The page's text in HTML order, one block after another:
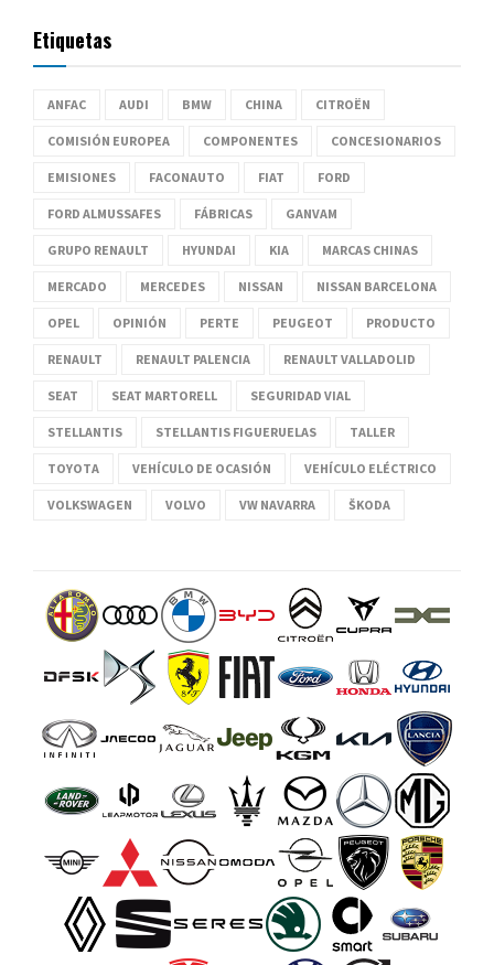
Etiquetas
ANFAC AUDI BMW CHINA CITROËN
COMISIÓN EUROPEA COMPONENTES CONCESIONARIOS
EMISIONES FACONAUTO FIAT FORD
FORD ALMUSSAFES FÁBRICAS GANVAM
GRUPO RENAULT HYUNDAI KIA MARCAS CHINAS
MERCADO MERCEDES NISSAN NISSAN BARCELONA
OPEL OPINIÓN PERTE PEUGEOT PRODUCTO
RENAULT RENAULT PALENCIA RENAULT VALLADOLID
SEAT SEAT MARTORELL SEGURIDAD VIAL
STELLANTIS STELLANTIS FIGUERUELAS TALLER
TOYOTA VEHÍCULO DE OCASIÓN VEHÍCULO ELÉCTRICO
VOLKSWAGEN VOLVO VW NAVARRA ŠKODA